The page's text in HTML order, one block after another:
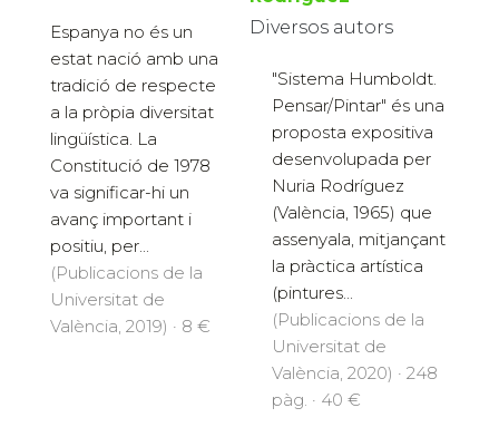
Espanya no és un
estat nació amb una
tradició de respecte
a la pròpia diversitat
lingüística. La
Constitució de 1978
va significar-hi un
avanç important i
positiu, per...
(Publicacions de la
Universitat de
València, 2019) · 8 €
Diversos autors
"Sistema Humboldt.
Pensar/Pintar" és una
proposta expositiva
desenvolupada per
Nuria Rodríguez
(València, 1965) que
assenyala, mitjançant
la pràctica artística
(pintures...
(Publicacions de la
Universitat de
València, 2020) · 248
pàg. · 40 €